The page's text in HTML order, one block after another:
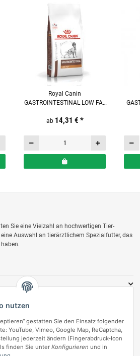
Royal Canin
GASTROINTESTINAL LOW FAT
ab 14,31 € *
Sie eine Vielzahl an hochwertigen Tier-
Auswahl an tierärztlichem Spezialfutter, das
nutzen
gestatten Sie den Einsatz folgender
YouTube, Vimeo, Google Map, ReCaptcha,
jederzeit ändern (Fingerabdruck-Icon
finden Sie unter Konfigurieren und in